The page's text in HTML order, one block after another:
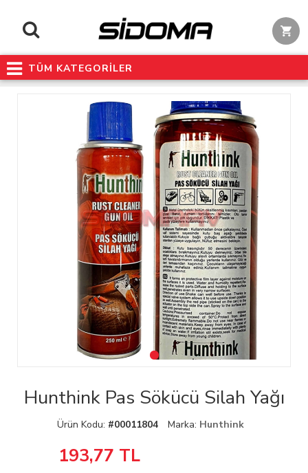
TÜM KATEGORİLER
Hunthink Pas Sökücü Silah Yağı
Ürün Kodu: #00011804 Marka: Hunthink
193,77 TL